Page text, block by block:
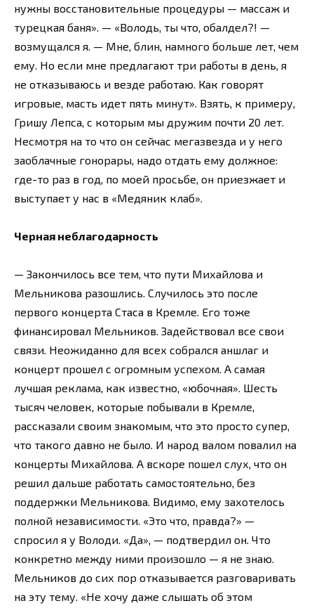
нужны восстановительные процедуры — массаж и
турецкая баня». — «Володь, ты что, обалдел?! —
возмущался я. — Мне, блин, намного больше лет, чем
ему. Но если мне предлагают три работы в день, я
не отказываюсь и везде работаю. Как говорят
игровые, масть идет пять минут». Взять, к примеру,
Гришу Лепса, с которым мы дружим почти 20 лет.
Несмотря на то что он сейчас мегазвезда и у него
заоблачные гонорары, надо отдать ему должное:
где-то раз в год, по моей просьбе, он приезжает и
выступает у нас в «Медяник клаб».
Черная неблагодарность
— Закончилось все тем, что пути Михайлова и
Мельникова разошлись. Случилось это после
первого концерта Стаса в Кремле. Его тоже
финансировал Мельников. Задействовал все свои
связи. Неожиданно для всех собрался аншлаг и
концерт прошел с огромным успехом. А самая
лучшая реклама, как известно, «юбочная». Шесть
тысяч человек, которые побывали в Кремле,
рассказали своим знакомым, что это просто супер,
что такого давно не было. И народ валом повалил на
концерты Михайлова. А вскоре пошел слух, что он
решил дальше работать самостоятельно, без
поддержки Мельникова. Видимо, ему захотелось
полной независимости. «Это что, правда?» —
спросил я у Володи. «Да», — подтвердил он. Что
конкретно между ними произошло — я не знаю.
Мельников до сих пор отказывается разговаривать
на эту тему. «Не хочу даже слышать об этом